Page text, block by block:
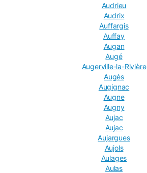
Audrieu
Audrix
Auffargis
Auffay
Augan
Augé
Augerville-la-Rivière
Augès
Augignac
Augne
Augny
Aujac
Aujac
Aujargues
Aujols
Aulages
Aulas